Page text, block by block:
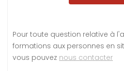
Pour toute question relative à
formations aux personnes en
vous pouvez nous contacter